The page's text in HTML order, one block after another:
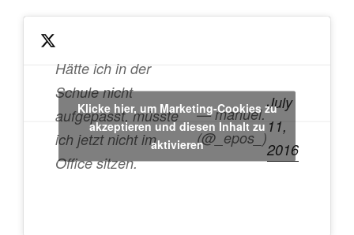
Hätte ich in der
Schule nicht
aufgepasst, müsste
ich jetzt nicht im
Office sitzen.
— manuel.
(@_epos_)
July
11,
2016
Klicke hier, um Marketing-Cookies zu
akzeptieren und diesen Inhalt zu
aktivieren